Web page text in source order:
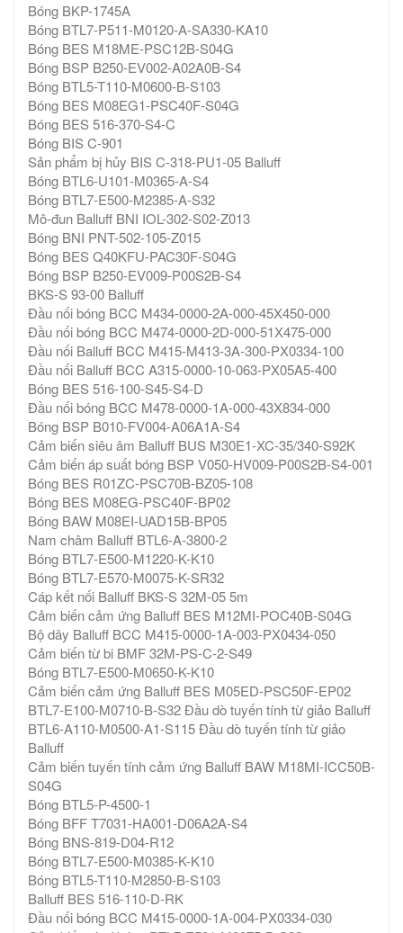
Bóng BKP-1745A
Bóng BTL7-P511-M0120-A-SA330-KA10
Bóng BES M18ME-PSC12B-S04G
Bóng BSP B250-EV002-A02A0B-S4
Bóng BTL5-T110-M0600-B-S103
Bóng BES M08EG1-PSC40F-S04G
Bóng BES 516-370-S4-C
Bóng BIS C-901
Sản phẩm bị hủy BIS C-318-PU1-05 Balluff
Bóng BTL6-U101-M0365-A-S4
Bóng BTL7-E500-M2385-A-S32
Mô-đun Balluff BNI IOL-302-S02-Z013
Bóng BNI PNT-502-105-Z015
Bóng BES Q40KFU-PAC30F-S04G
Bóng BSP B250-EV009-P00S2B-S4
BKS-S 93-00 Balluff
Đầu nối bóng BCC M434-0000-2A-000-45X450-000
Đầu nối bóng BCC M474-0000-2D-000-51X475-000
Đầu nối Balluff BCC M415-M413-3A-300-PX0334-100
Đầu nối Balluff BCC A315-0000-10-063-PX05A5-400
Bóng BES 516-100-S45-S4-D
Đầu nối bóng BCC M478-0000-1A-000-43X834-000
Bóng BSP B010-FV004-A06A1A-S4
Cảm biến siêu âm Balluff BUS M30E1-XC-35/340-S92K
Cảm biến áp suất bóng BSP V050-HV009-P00S2B-S4-001
Bóng BES R01ZC-PSC70B-BZ05-108
Bóng BES M08EG-PSC40F-BP02
Bóng BAW M08EI-UAD15B-BP05
Nam châm Balluff BTL6-A-3800-2
Bóng BTL7-E500-M1220-K-K10
Bóng BTL7-E570-M0075-K-SR32
Cáp kết nối Balluff BKS-S 32M-05 5m
Cảm biến cảm ứng Balluff BES M12MI-POC40B-S04G
Bộ dây Balluff BCC M415-0000-1A-003-PX0434-050
Cảm biến từ bi BMF 32M-PS-C-2-S49
Bóng BTL7-E500-M0650-K-K10
Cảm biến cảm ứng Balluff BES M05ED-PSC50F-EP02
BTL7-E100-M0710-B-S32 Đầu dò tuyến tính từ giảo Balluff
BTL6-A110-M0500-A1-S115 Đầu dò tuyến tính từ giảo
Balluff
Cảm biến tuyến tính cảm ứng Balluff BAW M18MI-ICC50B-
S04G
Bóng BTL5-P-4500-1
Bóng BFF T7031-HA001-D06A2A-S4
Bóng BNS-819-D04-R12
Bóng BTL7-E500-M0385-K-K10
Bóng BTL5-T110-M2850-B-S103
Balluff BES 516-110-D-RK
Đầu nối bóng BCC M415-0000-1A-004-PX0334-030